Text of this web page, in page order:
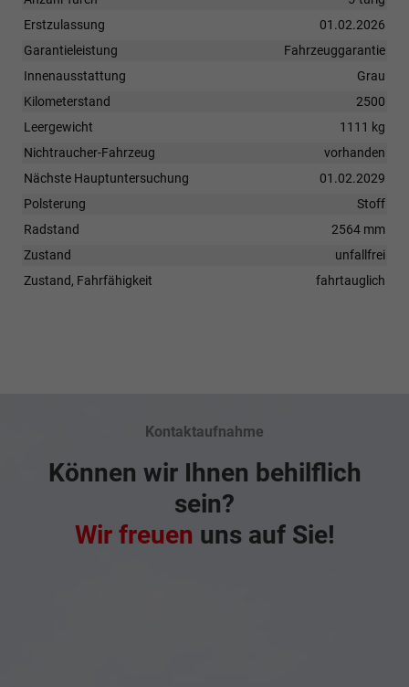
Erstzulassung
01.02.2026
Garantieleistung
Fahrzeuggarantie
Innenausstattung
Grau
Kilometerstand
2500
Leergewicht
1111 kg
Nichtraucher-Fahrzeug
vorhanden
Nächste Hauptuntersuchung
01.02.2029
Polsterung
Stoff
Radstand
2564 mm
Zustand
unfallfrei
Zustand, Fahrfähigkeit
fahrtauglich
Kontaktaufnahme
Können wir Ihnen behilflich
sein?
Wir freuen uns auf Sie!